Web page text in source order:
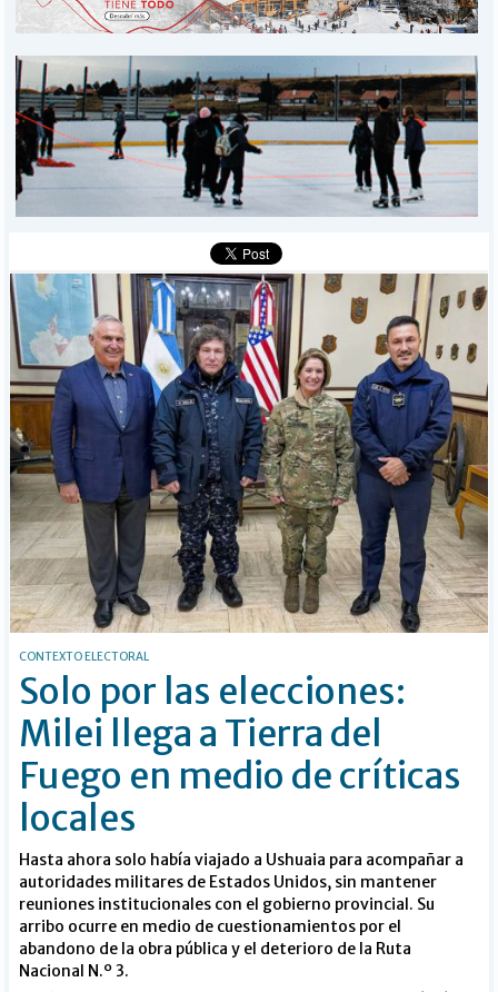
PROVINCIALES
DEPORTES
POLICIALES
I-DIARIO
MÁS
BÚSQUEDA
CONTEXTO ELECTORAL
Solo por las elecciones:
Milei llega a Tierra del
Fuego en medio de críticas
locales
Hasta ahora solo había viajado a Ushuaia para acompañar a
autoridades militares de Estados Unidos, sin mantener
reuniones institucionales con el gobierno provincial. Su
arribo ocurre en medio de cuestionamientos por el
abandono de la obra pública y el deterioro de la Ruta
Nacional N.º 3.